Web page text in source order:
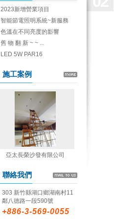
2023新增營業項目
智能節電照明系統~新服務
色溫在不同亮度的影響
舊 物 翻 新 ~ ~ ...
LED 5W PAR16
施工案例
亞太長榮沙發有限公司
聯絡我們
303 新竹縣湖口鄉湖南村11
鄰八德路一段590號
+886-3-569-0055